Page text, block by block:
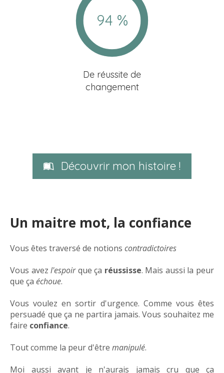
94 %
De réussite de
changement
Découvrir mon histoire !
Un maitre mot, la confiance
Vous êtes traversé de notions contradictoires
Vous avezl'espoirque ça réussisse. Mais aussi la peur
que ça échoue.
Vous voulez en sortir d'urgence. Comme vous êtes
persuadé que ça ne partira jamais. Vous souhaitez me
faire confiance.
Tout comme la peur d'être manipulé.
Moi aussi avant je n'aurais jamais cru que ça